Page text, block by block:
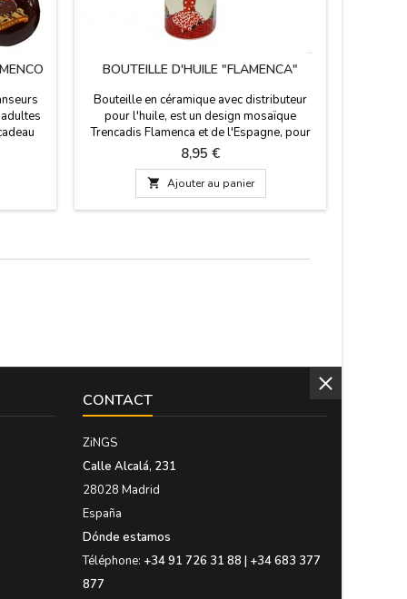
BOUTEILLE D'HUILE "FLAMENCA"
Bouteille en céramique avec distributeur
pour l'huile, est un design mosaïque
Trencadis Flamenca et de l'Espagne, pour
correspondre à la collection de vaisselle,
cruche, tasse et verres dechupitos. Placer
votre table très typique espagnol.
Dimensions: 15 cm de haut x 4,5 cm de
diamètre
Prix
8,95 €
 Ajouter au panier
CONTACT
ZiNGS
Calle Alcalá, 231
28028 Madrid
España
Dónde estamos
Téléphone: +34 91 726 31 88 | +34 683 377
877